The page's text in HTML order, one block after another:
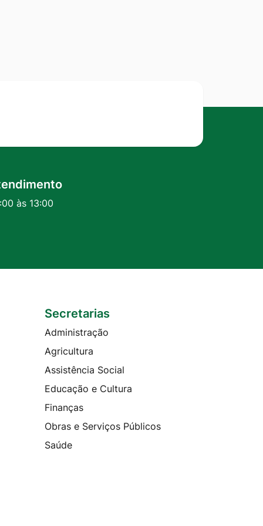
às 13:00
Secretarias
Administração
Agricultura
Assistência Social
Educação e Cultura
Finanças
Obras e Serviços Públicos
Saúde